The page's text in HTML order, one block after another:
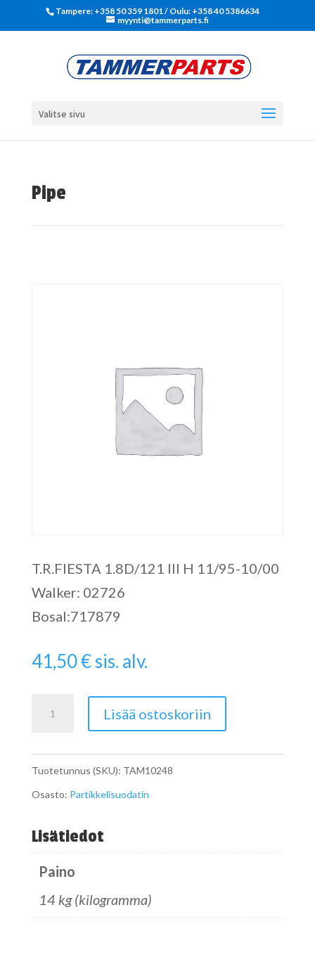
Tampere: +358 50 359 1801‬ / Oulu: +358 40 5386634
myynti@tammerparts.fi
Valitse sivu
Pipe
T.R.FIESTA 1.8D/121 III H 11/95-10/00
Walker: 02726
Bosal:717879
41,50€sis. alv.
Lisää ostoskoriin
Tuotetunnus (SKU): TAM10248
Osasto: Partikkelisuodatin
Lisätiedot
Paino
14 kg (kilogramma)